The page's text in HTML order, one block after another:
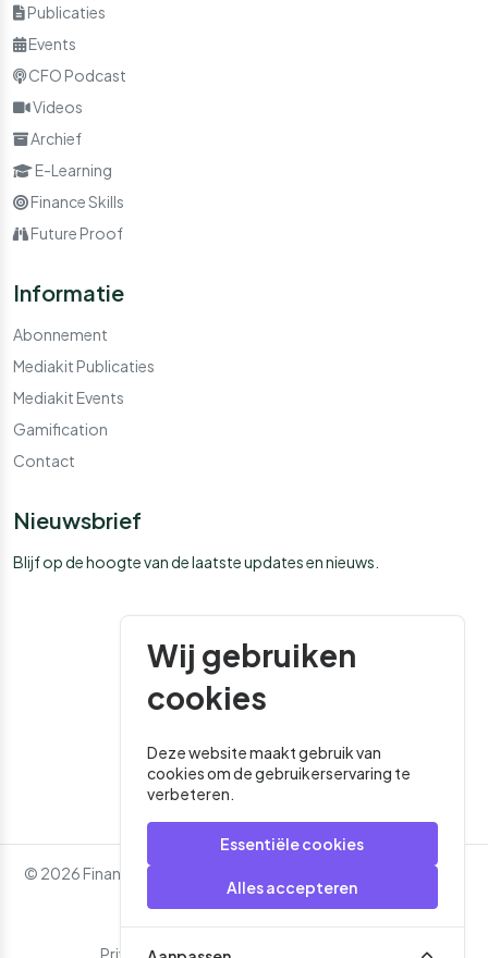
Wij gebruiken
cookies
Deze website maakt gebruik van
cookies om de gebruikerservaring te
verbeteren.
Essentiële cookies
Alles accepteren
Publicaties
Events
CFO Podcast
Videos
Archief
E-Learning
Finance Skills
Future Proof
Informatie
Abonnement
Mediakit Publicaties
Mediakit Events
Gamification
Contact
Nieuwsbrief
Blijf op de hoogte van de laatste updates en nieuws.
© 2026 Financial Media. Alle rechten voorbehouden. - Website
Roger That
Privacybeleid Algemene Voorwaarden